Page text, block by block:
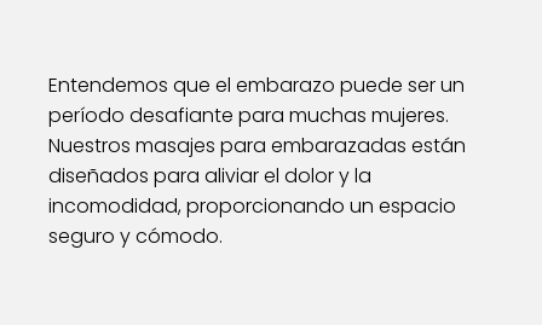
Entendemos que el embarazo puede ser un
período desafiante para muchas mujeres.
Nuestros masajes para embarazadas están
diseñados para aliviar el dolor y la
incomodidad, proporcionando un espacio
seguro y cómodo.